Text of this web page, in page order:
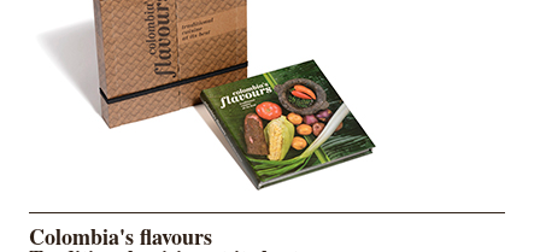
Colombia's flavours